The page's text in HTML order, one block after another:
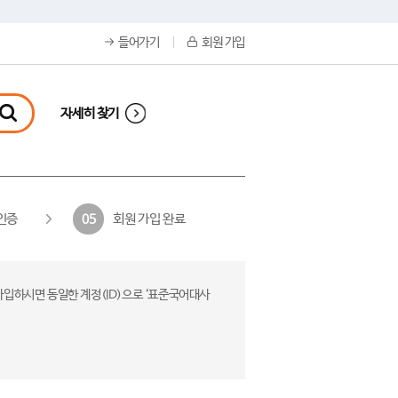
들어가기 회원 가입
자세히 찾기
증 05 회원 가입 완료
하시면 동일한 계정(ID)으로 ‘표준국어대사